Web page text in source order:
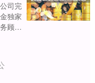
司完
独家
顾
管线